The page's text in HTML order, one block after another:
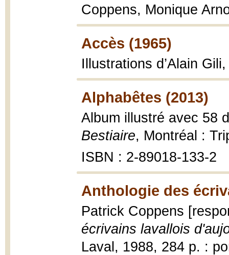
Coppens, Monique
Accès (1965)
Illustrations d’Alain
Alphabêtes (2013)
Album illustré avec 58
Bestiaire, Montréal :
ISBN : 2-89018-133-2
Anthologie des
Patrick Coppens
écrivains lavallois
Laval, 1988, 284 p. :